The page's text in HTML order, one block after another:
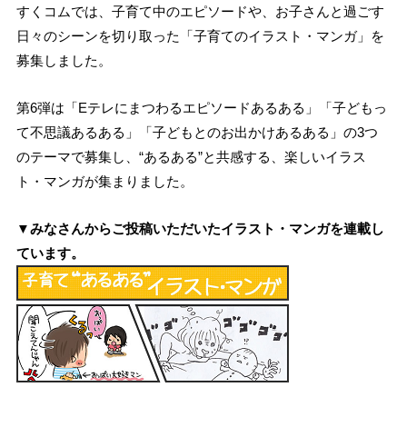
すくコムでは、子育て中のエピソードや、お子さんと過ごす
日々のシーンを切り取った「子育てのイラスト・マンガ」を
募集しました。
第6弾は「Eテレにまつわるエピソードあるある」「子どもっ
て不思議あるある」「子どもとのお出かけあるある」の3つ
のテーマで募集し、“あるある”と共感する、楽しいイラス
ト・マンガが集まりました。
▼みなさんからご投稿いただいたイラスト・マンガを連載し
ています。